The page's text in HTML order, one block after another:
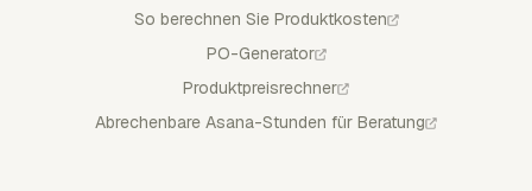
So berechnen Sie Produktkosten
PO-Generator
Produktpreisrechner
Abrechenbare Asana-Stunden für Beratung